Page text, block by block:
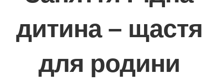
дитина – щастя
для родини